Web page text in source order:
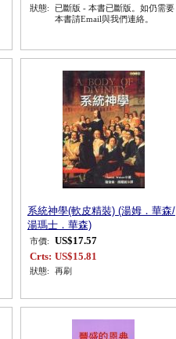
狀態:
已斷版 - 本書已斷版。如仍需要
本書請Email與我們連絡。
系統神學(軟皮精裝) (湯姆．華森/
湯瑪士．華森)
市價:
US$17.57
Crts: US$15.81
狀態: 再刷